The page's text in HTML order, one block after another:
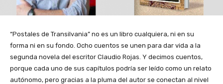
“Postales de Transilvania” no es un libro cualquiera, ni en su
forma ni en su fondo. Ocho cuentos se unen para dar vida a la
segunda novela del escritor Claudio Rojas. Y decimos cuentos,
porque cada uno de sus capítulos podría ser leído como un relato
autónomo, pero gracias a la pluma del autor se conectan al nivel